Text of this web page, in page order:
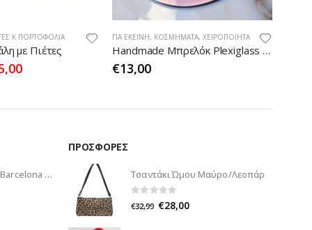
Κ ΠΟΡΤΟΦΌΛΙΑ
με Πιέτες
ΓΙΑ ΕΚΕΊΝΗ, ΚΟΣΜΉΜΑΤΑ,ΧΕΙΡΟΠΟΊΗΤΑ
Handmade Μπρελόκ Plexiglass Ροζ Μάτι
€13,00
Funko Pop! Football: Barcelona - Lamine Yamal #74
ΠΡΟΣΦΟΡΈΣ
Τσαντάκι Ώμου Μαύρο/Λεοπάρ
out of 5
€32,99 €28,00